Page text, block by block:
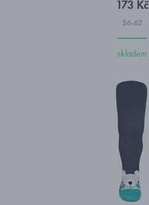
173 Kč
56-62
skladem